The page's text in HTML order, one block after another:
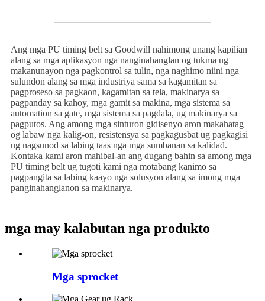
Ang mga PU timing belt sa Goodwill nahimong unang kapilian
alang sa mga aplikasyon nga nanginahanglan og tukma ug
makanunayon nga pagkontrol sa tulin, nga naghimo niini nga
sulundon alang sa mga industriya sama sa kagamitan sa
pagproseso sa pagkaon, kagamitan sa tela, makinarya sa
pagpanday sa kahoy, mga gamit sa makina, mga sistema sa
automation sa gate, mga sistema sa pagdala, ug makinarya sa
pagputos. Ang among mga sinturon gidisenyo aron makahatag
og labaw nga kalig-on, resistensya sa pagkagusbat ug pagkagisi
ug nagsunod sa labing taas nga mga sumbanan sa kalidad.
Kontaka kami aron mahibal-an ang dugang bahin sa among mga
PU timing belt ug tugoti kami nga motabang kanimo sa
pagpangita sa labing kaayo nga solusyon alang sa imong mga
panginahanglanon sa makinarya.
mga may kalabutan nga produkto
Mga sprocket